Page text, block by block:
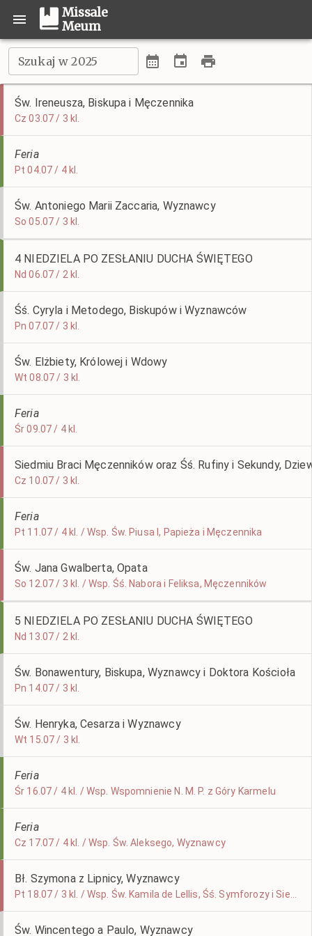
Missale
Meum
Szukaj w 2025
Św. Ireneusza, Biskupa i Męczennika
Cz 03.07 / 3 kl.
Feria
Pt 04.07 / 4 kl.
Św. Antoniego Marii Zaccaria, Wyznawcy
So 05.07 / 3 kl.
4 NIEDZIELA PO ZESŁANIU DUCHA ŚWIĘTEGO
Nd 06.07 / 2 kl.
Śś. Cyryla i Metodego, Biskupów i Wyznawców
Pn 07.07 / 3 kl.
Św. Elżbiety, Królowej i Wdowy
Wt 08.07 / 3 kl.
Feria
Śr 09.07 / 4 kl.
Siedmiu Braci Męczenników oraz Śś. Rufiny i Sekundy,
Cz 10.07 / 3 kl.
Feria
Pt 11.07 / 4 kl. / Wsp. Św. Piusa I, Papieża i Męczennika
Św. Jana Gwalberta, Opata
So 12.07 / 3 kl. / Wsp. Śś. Nabora i Feliksa, Męczenników
5 NIEDZIELA PO ZESŁANIU DUCHA ŚWIĘTEGO
Nd 13.07 / 2 kl.
Św. Bonawentury, Biskupa, Wyznawcy i Doktora Kościoła
Pn 14.07 / 3 kl.
Św. Henryka, Cesarza i Wyznawcy
Wt 15.07 / 3 kl.
Feria
Śr 16.07 / 4 kl. / Wsp. Wspomnienie N. M. P. z Góry Karmelu
Feria
Cz 17.07 / 4 kl. / Wsp. Św. Aleksego, Wyznawcy
Bł. Szymona z Lipnicy, Wyznawcy
Św. Wincentego a Paulo, Wyznawcy